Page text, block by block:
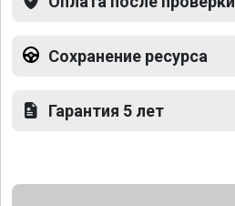
Сохранение ресурса
Гарантия 5 лет